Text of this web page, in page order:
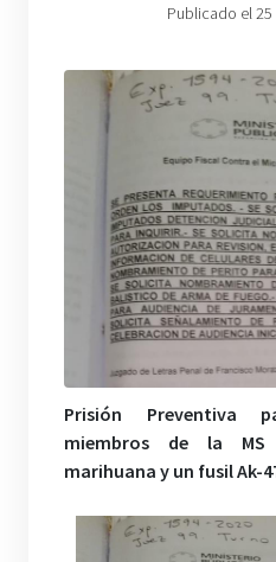
Publicado el
Prisión Preventiva
miembros de la
marihuana y un fusil Ak-